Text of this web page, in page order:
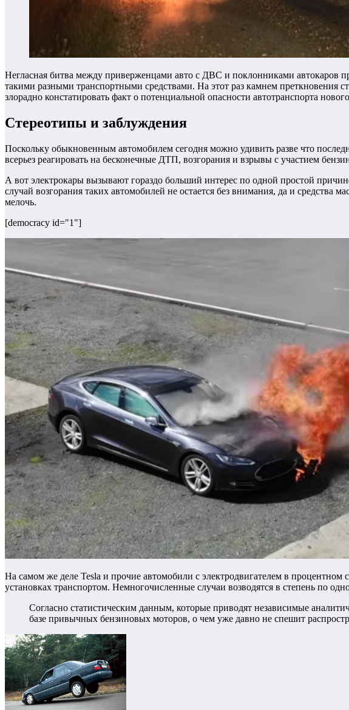
Негласная битва между приверженцами авто с ДВС и поклонниками автокаров
такими разными транспортными средствами. На этот раз камнем преткновения
злорадно констатировать факт о потенциальной опасности автотранспорта
Стереотипы и заблуждения
Поскольку обыкновенным автомобилем сегодня можно удивить разве что
всерьез реагировать на бесконечные ДТП, возгорания и взрывы с участием
А вот электрокары вызывают гораздо больший интерес по одной простой
случай возгорания таких автомобилей не остается без внимания, да и
мелочь.
[democracy id="1"]
На самом же деле Tesla и прочие автомобили с электродвигателем в
установках транспортом. Немногочисленные случаи возводятся в степень по
Согласно статистическим данным, которые приводят независимые
базе привычных бензиновых моторов, о чем уже давно не спешит